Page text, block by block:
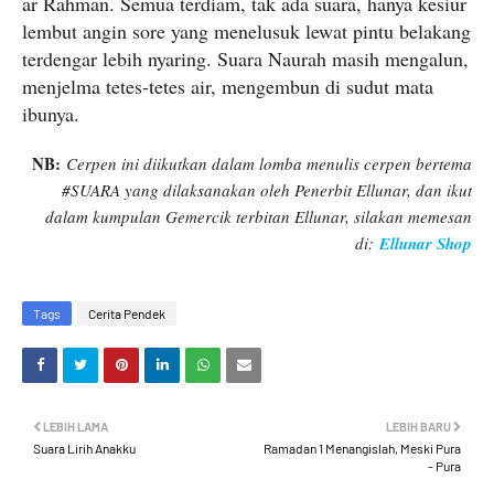
lembut angin sore yang menelusuk lewat pintu belakang
terdengar lebih nyaring. Suara Naurah masih mengalun,
menjelma tetes-tetes air, mengembun di sudut mata
ibunya.
NB: Cerpen ini diikutkan dalam lomba menulis cerpen bertema
#SUARA yang dilaksanakan oleh Penerbit Ellunar, dan ikut
dalam kumpulan Gemercik terbitan Ellunar, silakan memesan
di:Ellunar Shop
Tags Cerita Pendek
LEBIH BARU
Ramadan 1 Menangislah, Meski Pura
- Pura
LEBIH LAMA
Suara Lirih Anakku